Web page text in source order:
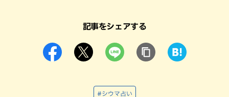
記事をシェアする
#シウマ占い